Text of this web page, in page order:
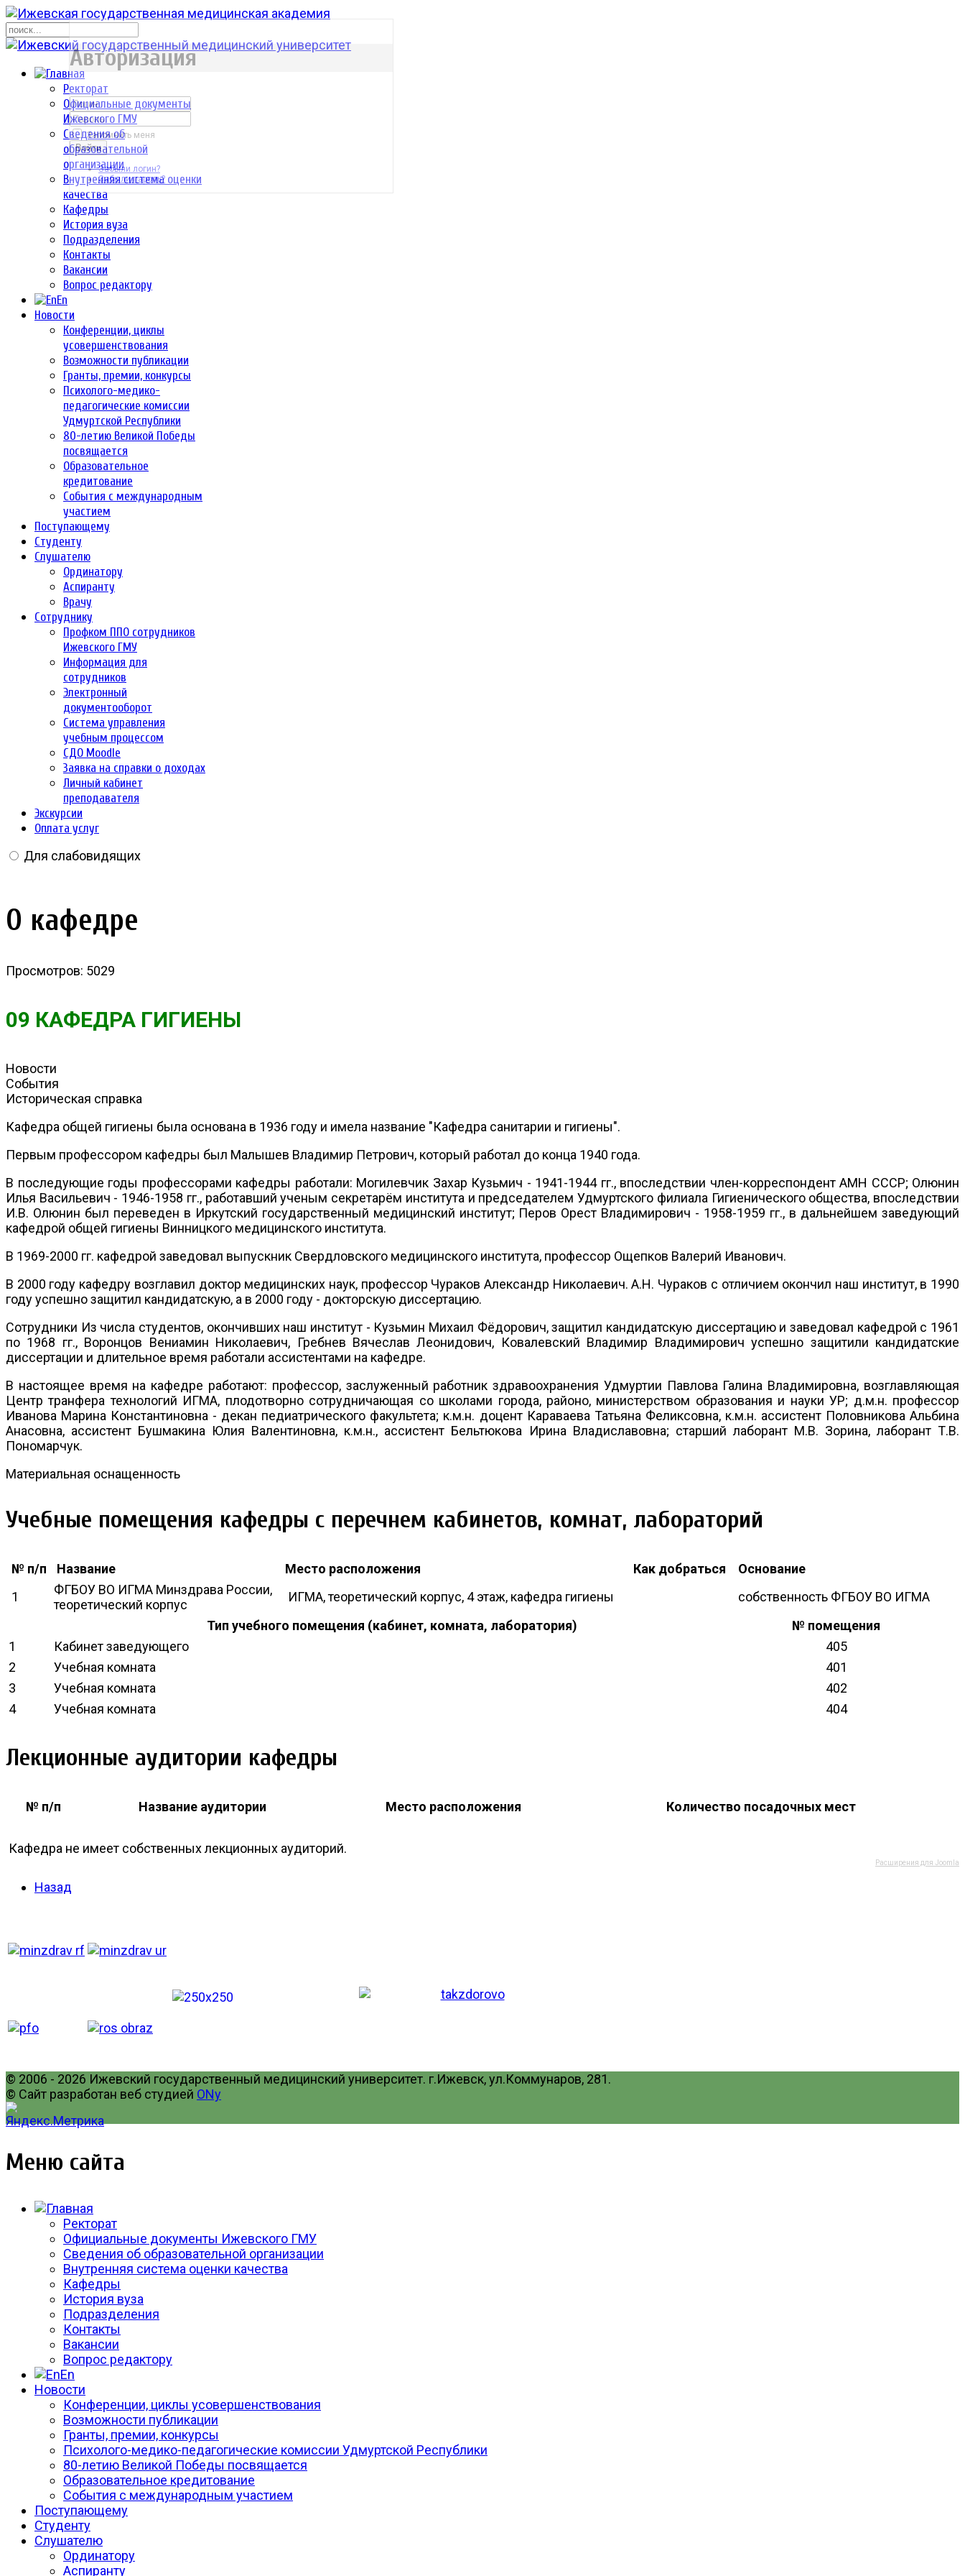
Ректорат
Официальные документы
Ижевского ГМУ
Сведения об
образовательной
организации
Внутренняя система оценки
качества
Кафедры
История вуза
Подразделения
Контакты
Вакансии
Вопрос редактору
En
Новости
Конференции, циклы
усовершенствования
Возможности публикации
Гранты, премии, конкурсы
Психолого-медико-
педагогические комиссии
Удмуртской Республики
80-летию Великой Победы
посвящается
Образовательное
кредитование
События с международным
участием
Поступающему
Студенту
Слушателю
Ординатору
Аспиранту
Врачу
Сотруднику
Профком ППО сотрудников
Ижевского ГМУ
Информация для
сотрудников
Электронный
документооборот
Система управления
учебным процессом
СДО Moodle
Заявка на справки о доходах
Личный кабинет
преподавателя
Экскурсии
Оплата услуг
Для слабовидящих
О кафедре
Просмотров: 5029
09 КАФЕДРА ГИГИЕНЫ
Новости
События
Историческая справка
Кафедра общей гигиены была основана в 1936 году и имела название "Кафедра санитарии и гигиены".
Первым профессором кафедры был Малышев Владимир Петрович, который работал до конца 1940 года.
В последующие годы профессорами кафедры работали: Могилевчик Захар Кузьмич - 1941-1944 гг., впоследствии член-корреспондент АМН СССР; Олюнин
Илья Васильевич - 1946-1958 гг., работавший ученым секретарём института и председателем Удмуртского филиала Гигиенического общества, впоследствии
И.В. Олюнин был переведен в Иркутский государственный медицинский институт; Перов Орест Владимирович - 1958-1959 гг., в дальнейшем заведующий
кафедрой общей гигиены Винницкого медицинского института.
В 1969-2000 гг. кафедрой заведовал выпускник Свердловского медицинского института, профессор Ощепков Валерий Иванович.
В 2000 году кафедру возглавил доктор медицинских наук, профессор Чураков Александр Николаевич. А.Н. Чураков с отличием окончил наш институт, в 1990
году успешно защитил кандидатскую, а в 2000 году - докторскую диссертацию.
Сотрудники Из числа студентов, окончивших наш институт - Кузьмин Михаил Фёдорович, защитил кандидатскую диссертацию и заведовал кафедрой с 1961
по 1968 гг., Воронцов Вениамин Николаевич, Гребнев Вячеслав Леонидович, Ковалевский Владимир Владимирович успешно защитили кандидатские
диссертации и длительное время работали ассистентами на кафедре.
В настоящее время на кафедре работают: профессор, заслуженный работник здравоохранения Удмуртии Павлова Галина Владимировна, возглавляющая
Центр транфера технологий ИГМА, плодотворно сотрудничающая со школами города, районо, министерством образования и науки УР; д.м.н. профессор
Иванова Марина Константиновна - декан педиатрического факультета; к.м.н. доцент Караваева Татьяна Феликсовна, к.м.н. ассистент Половникова Альбина
Анасовна, ассистент Бушмакина Юлия Валентиновна, к.м.н., ассистент Бельтюкова Ирина Владиславовна; старший лаборант М.В. Зорина, лаборант Т.В.
Пономарчук.
Материальная оснащенность
Учебные помещения кафедры с перечнем кабинетов, комнат, лабораторий
№ п/п Название Место расположения Как добраться
Основание
1
ФГБОУ ВО ИГМА Минздрава России,
теоретический корпус
ИГМА, теоретический корпус, 4 этаж, кафедра гигиены
собственность ФГБОУ ВО ИГМА
Тип учебного помещения (кабинет, комната, лаборатория)
№ помещения
1
Кабинет заведующего
405
2
Учебная комната
401
3
Учебная комната
402
4
Учебная комната 404
Лекционные аудитории кафедры
№ п/п Название аудитории Место расположения Количество посадочных мест
Кафедра не имеет собственных лекционных аудиторий.
Расширения для Joomla
Назад
© 2006 - 2026 Ижевский государственный медицинский университет. г.Ижевск, ул.Коммунаров, 281.
© Сайт разработан веб студией ONy
р
Авторизация
Запомнить меня
Войти
Забыли логин?
Забыли пароль?
Меню сайта
Ректорат
Официальные документы Ижевского ГМУ
Сведения об образовательной организации
Внутренняя система оценки качества
Кафедры
История вуза
Подразделения
Контакты
Вакансии
Вопрос редактору
En
Новости
Конференции, циклы усовершенствования
Возможности публикации
Гранты, премии, конкурсы
Психолого-медико-педагогические комиссии Удмуртской Республики
80-летию Великой Победы посвящается
Образовательное кредитование
События с международным участием
Поступающему
Студенту
Слушателю
Ординатору
Аспиранту